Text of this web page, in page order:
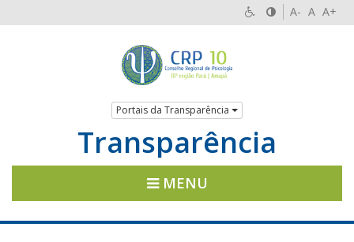
A- A A+
Portais da Transparência
Transparência
MENU